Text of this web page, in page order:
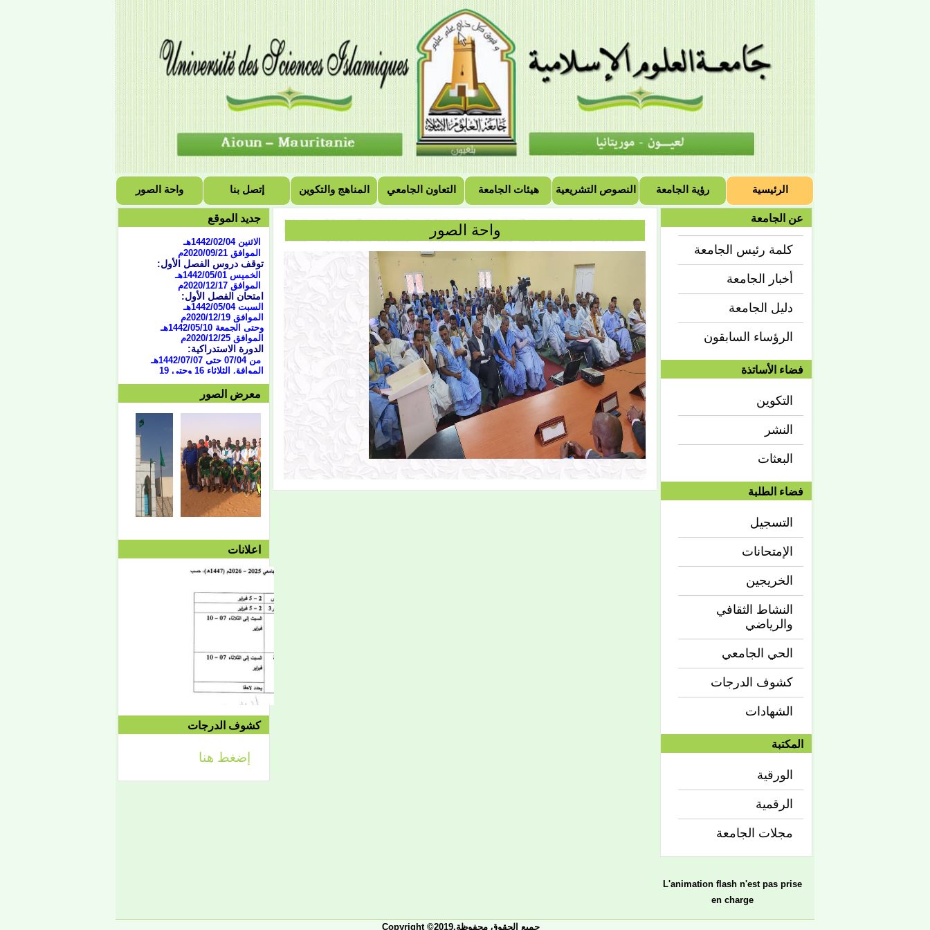
واحة الصور إتصل بنا المناهج والتكوين التعاون الجامعي هيئات الجامعة النصوص التشريعية رؤية الجامعة الرئيسية
جديد الموقع
التقويم الجامعي للسنة
الجامعية 2021/2020
الفصل الأول:
بداية المحاضرات
الموافق 2020/09/21
م
توقف دروس الفصل الأول:
الخميس 1442/05/01هـ
الموافق 2020/12/17م
امتحان الفصل الأول:
السبت 1442/05/04هـ
الموافق 2020/12/19م
وحتى الجمعة 1442/05/10هـ
الموافق 2020/12/25م
الدورة الاستدراكية:
من 07/04 حتى 1442/07/07هـ
الموافق الثلاثاء 16 وحتى 19
فبراير 2021
العطلة النصفية:
من
1442/05/13هـ وحتى
1442/05/27هـ
الموافق 2020/12/28م حتى
الفصل الثاني:
بداية المحاضرات:
الإثنين 1442/05/27هـ
الموافق 2021/01/11م
توقف دروس الفصل الثاني:
الأربعاء 1442/08/25هـ
الموافق 2021/04/07م
امتحان الفصل الثاني:
2021/04/15م
الدورة الاستدراكية الثانية:
الثلاثاء 09/08 وحتى
2021/04/24م
إعلان
لائحة توجيه وزارة الشؤون
معرض الصور
اعلانات
- من 7-10 فبراير يكون مجالا
كشوف الدرجات
إضغط هنا
واحة الصور
عن الجامعة
كلمة رئيس الجامعة
أخبار الجامعة
دليل الجامعة
الرؤساء السابقون
فضاء الأساتذة
التكوين
النشر
البعثات
فضاء الطلبة
التسجيل
الإمتحانات
الخريجين
النشاط الثقافي
والرياضي
الحي الجامعي
كشوف الدرجات
الشهادات
المكتبة
الورقية
الرقمية
مجلات الجامعة
L'animation flash n'est pas prise
en charge
Copyright ©2019.جميع الحقوق محفوظة